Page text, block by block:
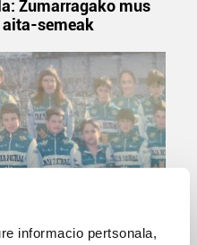
informacio pertsonala,
Zumarragako mus
semeak